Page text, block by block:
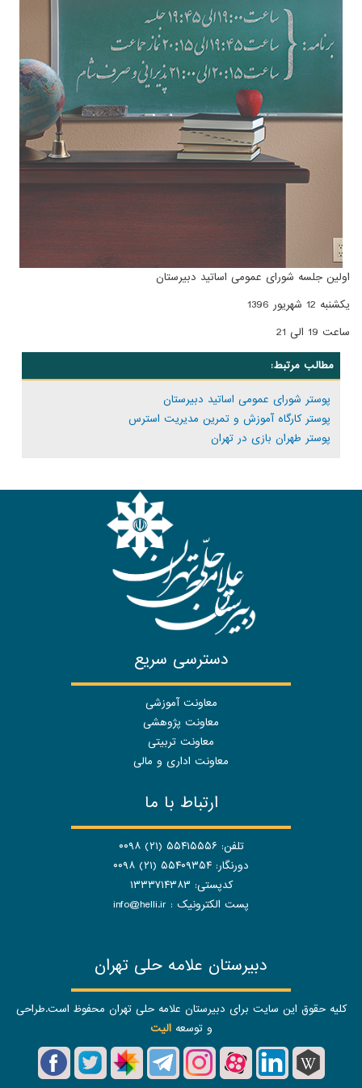
اولین جلسه شورای عمومی اساتید دبیرستان
یکشنبه 12 شهریور 1396
ساعت 19 الی 21
مطالب مرتبط:
پوستر شورای عمومی اساتید دبیرستان
پوستر کارگاه آموزش و تمرین مدیریت استرس
پوستر طهران بازی در تهران
دسترسی سریع
معاونت آموزشی
معاونت پژوهشی
معاونت تربیتی
معاونت اداری و مالی
ارتباط با ما
تلفن: ۵۵۴۱۵۵۵۶ (۲۱) ۰۰۹۸
دورنگار: ۵۵۴۰۹۳۵۴ (۲۱) ۰۰۹۸
کدپستی: ۱۳۳۳۷۱۴۳۸۳
پست الکترونیک : info@helli.ir
دبیرستان علامه حلی تهران
کلیه حقوق این سایت برای دبیرستان علامه حلی تهران محفوظ است.طراحی
و توسعهالیت